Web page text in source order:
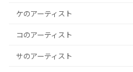
ケのアーティスト
コのアーティスト
サのアーティスト